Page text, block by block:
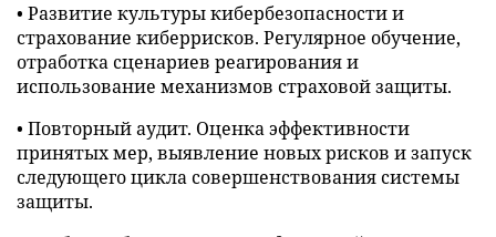
• Развитие культуры кибербезопасности и
страхование киберрисков. Регулярное обучение,
отработка сценариев реагирования и
использование механизмов страховой защиты.
• Повторный аудит. Оценка эффективности
принятых мер, выявление новых рисков и запуск
следующего цикла совершенствования системы
защиты.